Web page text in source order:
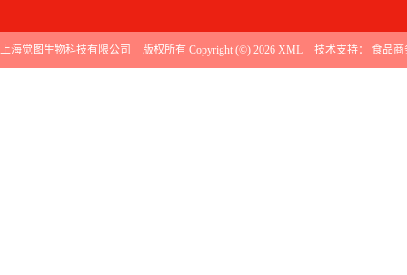
上海觉图生物科技有限公司 版权所有 Copyright (©) 2026 XML 技术支持： 食品商